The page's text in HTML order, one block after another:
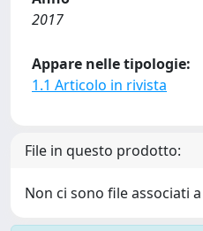
2017
Appare nelle tipologie:
1.1 Articolo in rivista
File in questo prodotto:
Non ci sono file associati